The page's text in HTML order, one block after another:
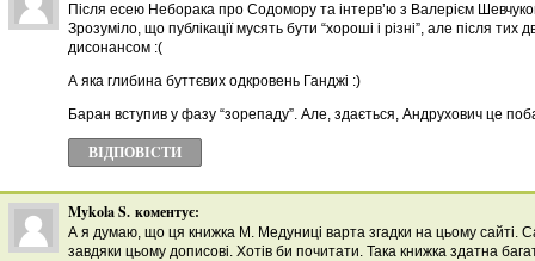
Після есею Неборака про Содомору та інтерв’ю з Валерієм
Зрозуміло, що публікації мусять бути “хороші і різні”, але після
дисонансом :(
А яка глибина буттєвих одкровень Ганджі :)
Баран вступив у фазу “зорепаду”. Але, здається, Андрухович це
ВІДПОВІCТИ
Mykola S. коментує:
А я думаю, що ця книжка М. Медуниці варта згадки на цьому сайті.
завдяки цьому дописові. Хотів би почитати. Така книжка здатна